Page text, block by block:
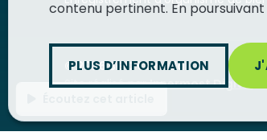
© 2026BGC Canada
Site réalisé parInnermost Digital
contenu pertinent. En
PLUS D’INFORMATION